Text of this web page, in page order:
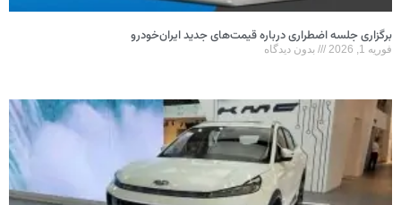
برگزاری جلسه اضطراری درباره قیمت‌های جدید ایران‌خودرو
فوریه 1, 2026 بدون دیدگاه